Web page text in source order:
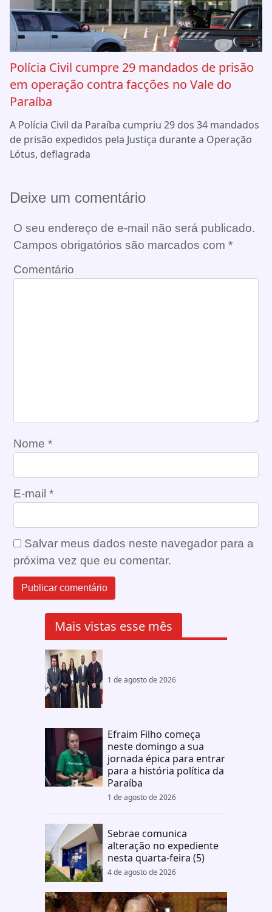
Polícia Civil cumpre 29 mandados de prisão
em operação contra facções no Vale do
Paraíba
A Polícia Civil da Paraíba cumpriu 29 dos 34 mandados
de prisão expedidos pela Justiça durante a Operação
Lótus, deflagrada
Deixe um comentário
O seu endereço de e-mail não será publicado.
Campos obrigatórios são marcados com *
Comentário
Nome *
E-mail *
Salvar meus dados neste navegador para a
próxima vez que eu comentar.
Mais vistas esse mês
1 de agosto de 2026
Efraim Filho começa
neste domingo a sua
jornada épica para entrar
para a história política da
Paraíba
1 de agosto de 2026
Sebrae comunica
alteração no expediente
nesta quarta-feira (5)
4 de agosto de 2026